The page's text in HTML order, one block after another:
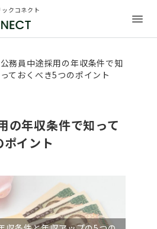
クコネクト
公務員中途採用の年収条件で知
っておくべき5つのポイント
の年収条件で知って
イント